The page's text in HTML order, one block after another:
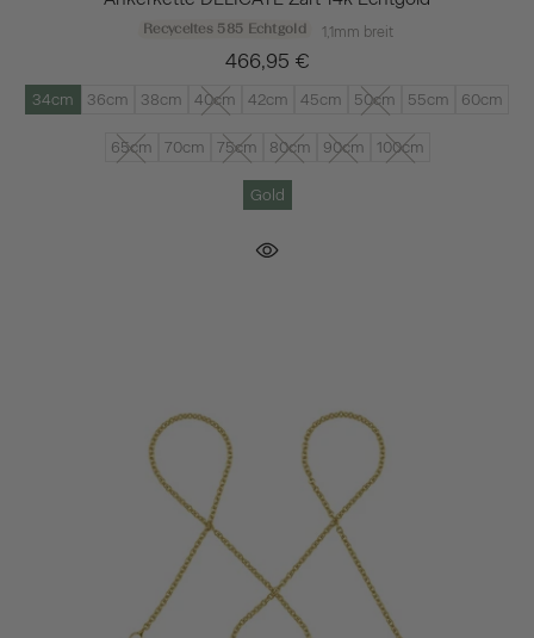
Recyceltes 585 Echtgold 1,1mm breit
466,95 €
34cm 36cm 38cm 40cm 42cm 45cm 50cm 55cm 60cm
65cm 70cm 75cm 80cm 90cm 100cm
Gold